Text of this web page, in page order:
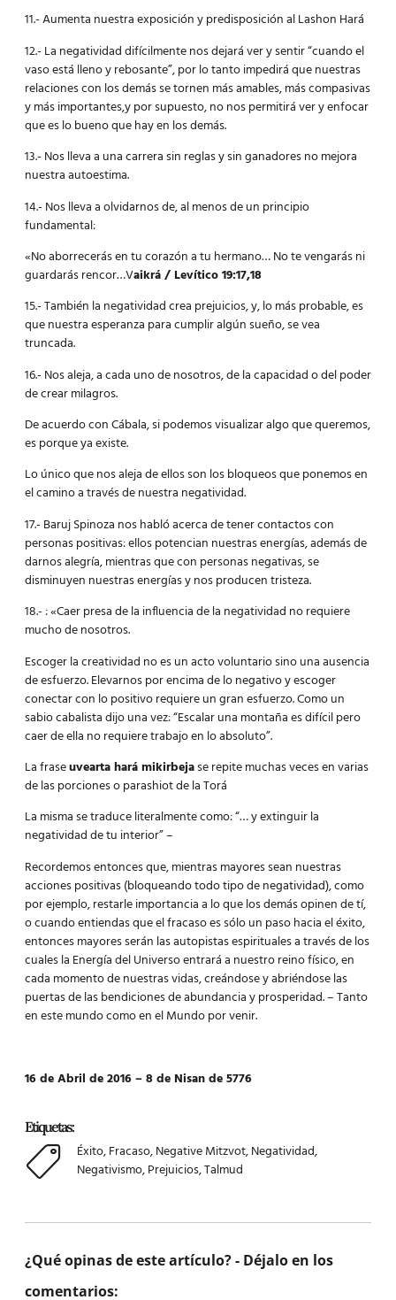
11.- Aumenta nuestra exposición y predisposición al Lashon Hará
12.- La negatividad difícilmente nos dejará ver y sentir “cuando el
vaso está lleno y rebosante”, por lo tanto impedirá que nuestras
relaciones con los demás se tornen más amables, más compasivas
y más importantes,y por supuesto, no nos permitirá ver y enfocar
que es lo bueno que hay en los demás.
13.- Nos lleva a una carrera sin reglas y sin ganadores no mejora
nuestra autoestima.
14.- Nos lleva a olvidarnos de, al menos de un principio
fundamental:
«No aborrecerás en tu corazón a tu hermano… No te vengarás ni
guardarás rencor…Vaikrá / Levítico 19:17,18
15.- También la negatividad crea prejuicios, y, lo más probable, es
que nuestra esperanza para cumplir algún sueño, se vea
truncada.
16.- Nos aleja, a cada uno de nosotros, de la capacidad o del poder
de crear milagros.
De acuerdo con Cábala, si podemos visualizar algo que queremos,
es porque ya existe.
Lo único que nos aleja de ellos son los bloqueos que ponemos en
el camino a través de nuestra negatividad.
17.- Baruj Spinoza nos habló acerca de tener contactos con
personas positivas: ellos potencian nuestras energías, además de
darnos alegría, mientras que con personas negativas, se
disminuyen nuestras energías y nos producen tristeza.
18.- : «Caer presa de la influencia de la negatividad no requiere
mucho de nosotros.
Escoger la creatividad no es un acto voluntario sino una ausencia
de esfuerzo. Elevarnos por encima de lo negativo y escoger
conectar con lo positivo requiere un gran esfuerzo. Como un
sabio cabalista dijo una vez: “Escalar una montaña es difícil pero
caer de ella no requiere trabajo en lo absoluto”.
La fraseuvearta hará mikirbejase repite muchas veces en varias
de las porciones o parashiot de la Torá
La misma se traduce literalmente como: “… y extinguir la
negatividad de tu interior” –
Recordemos entonces que, mientras mayores sean nuestras
acciones positivas (bloqueando todo tipo de negatividad), como
por ejemplo, restarle importancia a lo que los demás opinen de tí,
o cuando entiendas que el fracaso es sólo un paso hacia el éxito,
entonces mayores serán las autopistas espirituales a través de los
cuales la Energía del Universo entrará a nuestro reino físico, en
cada momento de nuestras vidas, creándose y abriéndose las
puertas de las bendiciones de abundancia y prosperidad. – Tanto
en este mundo como en el Mundo por venir.
16 de Abril de 2016 – 8 de Nisan de 5776
Etiquetas:
Éxito,Fracaso,Negative Mitzvot,Negatividad,
Negativismo,Prejuicios,Talmud
¿Qué opinas de este artículo? - Déjalo en los
comentarios: